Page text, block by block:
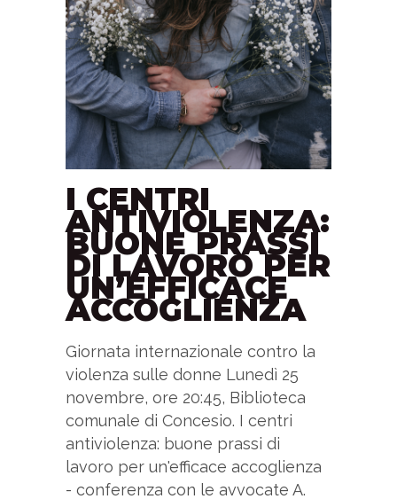
I CENTRI
ANTIVIOLENZA:
BUONE PRASSI
DI LAVORO PER
UN’EFFICACE
ACCOGLIENZA
Giornata internazionale contro la
violenza sulle donne Lunedì 25
novembre, ore 20:45, Biblioteca
comunale di Concesio. I centri
antiviolenza: buone prassi di
lavoro per un'efficace accoglienza
- conferenza con le avvocate A.